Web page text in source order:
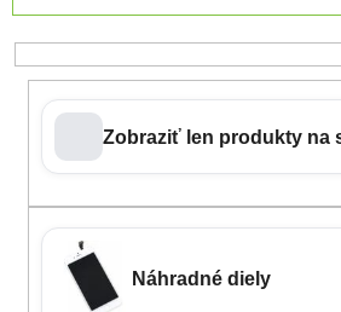
Zobraziť len produkty na
Náhradné diely